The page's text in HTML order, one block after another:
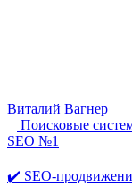
Виталий Вагнер
Поисковые
SEO №1
✔️ SEO-